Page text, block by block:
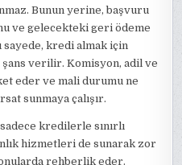
Bunun yerine, başvuru
ve gelecekteki geri ödeme
kredi almak için
verilir. Komisyon, adil ve
eder ve mali durumu ne
sunmaya çalışır.
kredilerle sınırlı
hizmetleri de sunarak zor
rehberlik eder.